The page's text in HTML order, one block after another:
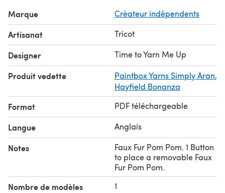
-> Size: Adult. One size fits most (approximately 19"-24"
head circumference).
-> Feel free to sell any item made with this pattern, but
please credit me as the designer.
-> This pattern will produce a fitted / slouchy hat.
Thank you for supporting me! Have fun knitting!
Marque Crèateur indèpendents
Artisanat Tricot
Designer Time to Yarn Me Up
Produit vedette Paintbox Yarns Simply Aran,
Hayfield Bonanza
Format PDF téléchargeable
Langue Anglais
Notes
Faux Fur Pom Pom. 1 Button
to place a removable Faux
Fur Pom Pom.
Nombre de modèles 1